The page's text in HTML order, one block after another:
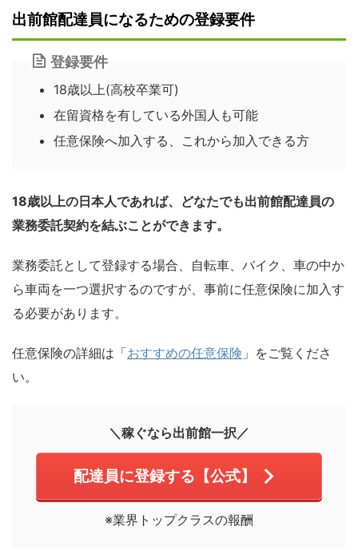
出前館配達員になるための登録要件
登録要件
18歳以上(高校卒業可)
在留資格を有している外国人も可能
任意保険へ加入する、これから加入できる方
18歳以上の日本人であれば、どなたでも出前館配達員の
業務委託契約を結ぶことができます。
業務委託として登録する場合、自転車、バイク、車の中か
ら車両を一つ選択するのですが、事前に任意保険に加入す
る必要があります。
任意保険の詳細は「おすすめの任意保険 」をご覧くださ
い。
＼稼ぐなら出前館一択／
配達員に登録する【公式】
※業界トップクラスの報酬